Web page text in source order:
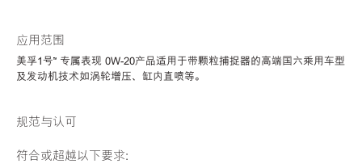
应用范围
美孚1号™ 专属表现 0W-20产品适用于带颗粒捕捉器的高端国六乘用车型
及发动机技术如涡轮增压、缸内直喷等。
规范与认可
符合或超越以下要求: